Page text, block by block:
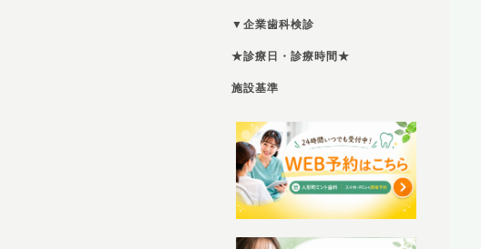
▼企業歯科検診
★診療日・診療時間★
施設基準